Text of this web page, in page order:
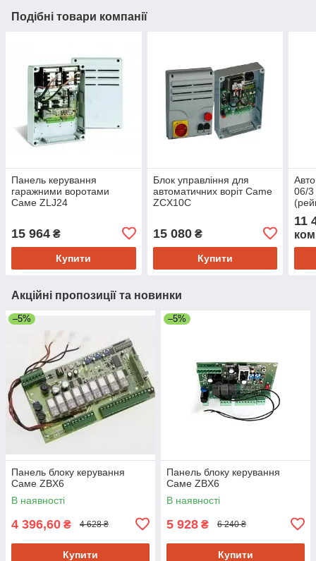
Подібні товари компанії
Панель керування
гаражними воротами
Саме ZLJ24
15 964 ₴
Купити
Блок управління для
автоматичних воріт Came
ZCX10C
15 080₴
Купити
06/3
11
Акційні пропозиції та новинки
–5%
Панель блоку керування
Саме ZBX6
В наявності
4 396,60 ₴ 4 628 ₴
Купити
–5%
Панель блоку керування
Саме ZBX6
В наявності
5 928 ₴ 6 240 ₴
Купити